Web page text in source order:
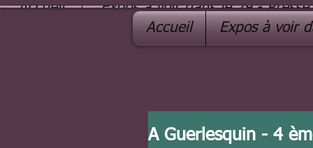
Accueil Expos à voir dans le 29 - Presse
Accueil
Expos à voir
A Guerlesquin - 4